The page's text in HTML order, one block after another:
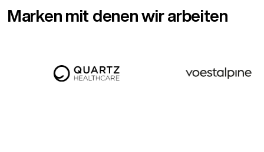
Marken mit denen wir arbeiten